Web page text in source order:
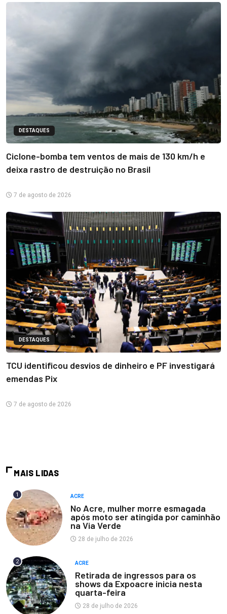
DESTAQUES
Ciclone-bomba tem ventos de mais de 130 km/h e
deixa rastro de destruição no Brasil
7 de agosto de 2026
DESTAQUES
TCU identificou desvios de dinheiro e PF investigará
emendas Pix
7 de agosto de 2026
MAIS LIDAS
1 ACRE
No Acre, mulher morre esmagada
após moto ser atingida por caminhão
na Via Verde
28 de julho de 2026
2 ACRE
Retirada de ingressos para os
shows da Expoacre inicia nesta
quarta-feira
28 de julho de 2026